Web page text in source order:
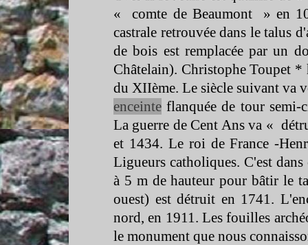
« comte de Beaumont » en
castrale retrouvée dans le talus
de bois est remplacée par un
Châtelain). Christophe Toupet
du XIIème. Le siècle suivant va
enceinte flanquée de tour semi-
La guerre de Cent Ans va «
et 1434. Le roi de France -
Ligueurs catholiques. C'est
à 5 m de hauteur pour bâtir le
ouest) est détruit en 1741.
nord, en 1911. Les fouilles
le monument que nous